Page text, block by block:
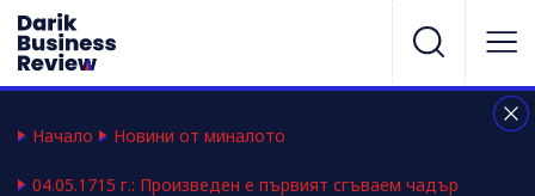
Начало Новини от миналото
04.05.1715 г.: Произведен е първият сгъваем чадър